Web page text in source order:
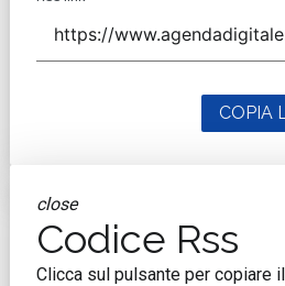
COPIA
close
Codice Rss
Clicca sul pulsante per copiare